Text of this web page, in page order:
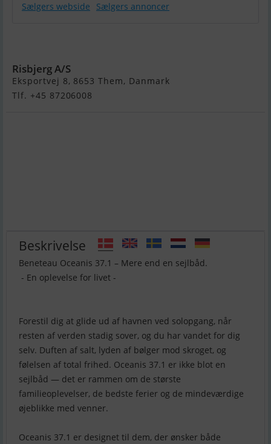
Sælgers webside Sælgers annoncer
Risbjerg A/S
Eksportvej 8, 8653 Them, Danmark
Tlf. +45 87206008
Beskrivelse
Beneteau Oceanis 37.1 – Mere end en sejlbåd.
- En oplevelse for livet -
Forestil dig at glide ud af havnen ved solopgang, når
resten af verden stadig sover, og du har vandet for dig
selv. Duften af salt, lyden af bølger mod skroget, og
følelsen af total frihed. Oceanis 37.1 er ikke blot en
sejlbåd — det er rammen om de største
familieoplevelser, de bedste ferier og de mindeværdige
øjeblikke med venner.
Oceanis 37.1 er designet til dem, der ønsker både